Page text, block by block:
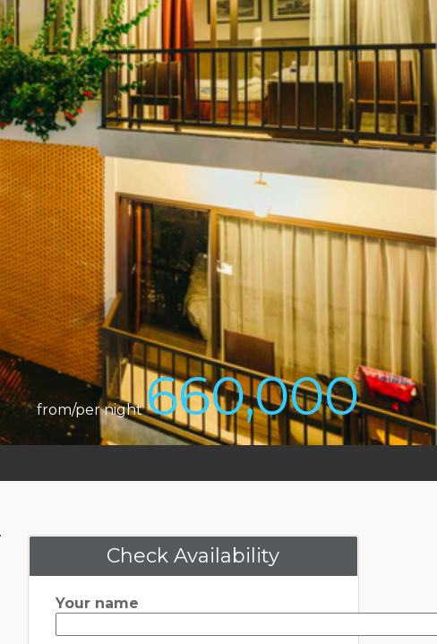
from/per night660,000
Check Availability
Your name